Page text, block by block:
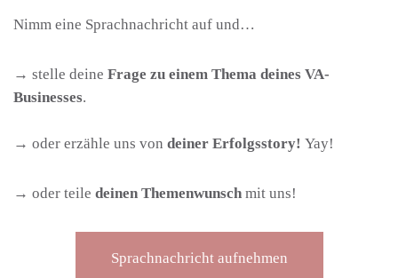
Nimm eine Sprachnachricht auf und…
→ stelle deine Frage zu einem Thema deines VA-
Businesses.
→ oder erzähle uns von deiner Erfolgsstory! Yay!
→ oder teile deinen Themenwunsch mit uns!
Sprachnachricht aufnehmen